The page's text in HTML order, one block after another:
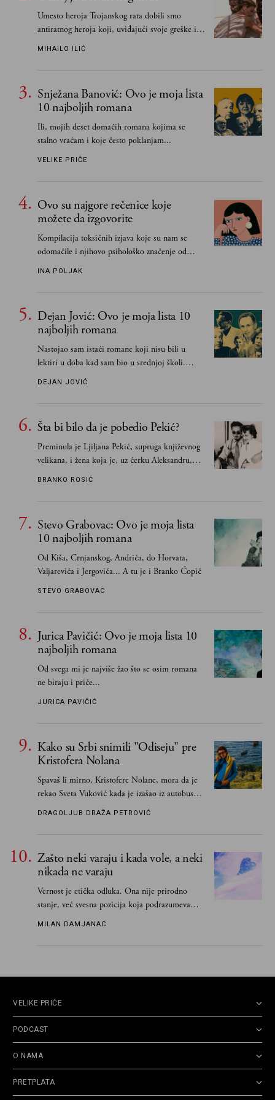
Umesto heroja Trojanskog rata dobili smo
antiratnog heroja koji, uviđajući svoje greške i
učeći na njima, shvata da postoje stvari koje su
MIHAILO ILIĆ
Snježana Banović: Ovo je moja lista
10 najboljih romana
Ili, mojih deset domaćih romana kojima se
stalno vraćam i koje često poklanjam...
VELIKE PRIČE
Ovo su najgore rečenice koje
možete da izgovorite
Kompilacija toksičnih izjava koje su nam se
odomaćile i njihovo psihološko značenje od
INA POLJAK
Dejan Jović: Ovo je moja lista 10
najboljih romana
Nastojao sam istaći romane koji nisu bili u
lektiri u doba kad sam bio u srednjoj školi.
Smatrao sam da su "klasici" već dovoljno
DEJAN JOVIĆ
Šta bi bilo da je pobedio Pekić?
Preminula je Ljiljana Pekić, supruga književnog
velikana, i žena koja je, uz ćerku Aleksandru,
vodila računa o zaostavštini pisca. Ovu priču o
poznavale
BRANKO ROSIĆ
Stevo Grabovac: Ovo je moja lista
10 najboljih romana
Od Kiša, Crnjanskog, Andrića, do Horvata,
Valjarevića i Jergovića... A tu je i Branko Ćopić
STEVO GRABOVAC
Jurica Pavičić: Ovo je moja lista 10
najboljih romana
Od svega mi je najviše žao što se osim romana
ne biraju i priče...
JURICA PAVIČIĆ
Kako su Srbi snimili "Odiseju" pre
Kristofera Nolana
Spavaš li mirno, Kristofere Nolane, mora da je
rekao Sveta Vuković kada je izašao iz autobusa i
čim je stigao kući pozvao Vojkana
DRAGOLJUB DRAŽA PETROVIĆ
Zašto neki varaju i kada vole, a neki
nikada ne varaju
Vernost je etička odluka. Ona nije prirodno
stanje, već svesna pozicija koja podrazumeva
MILAN DAMJANAC
VELIKE PRIČE
PODCAST
O NAMA
PRETPLATA